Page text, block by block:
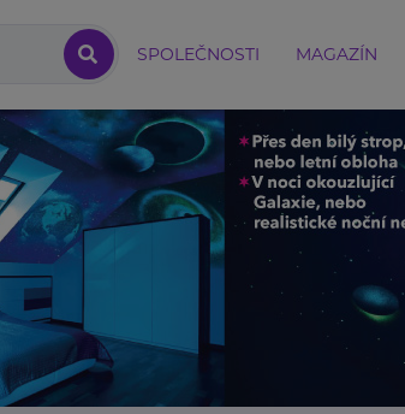
SPOLEČNOSTI MAGAZÍN